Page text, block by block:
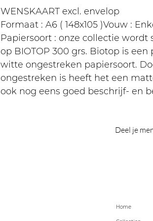
WENSKAART excl. envelop
Formaat : A6 ( 148x105 )Vouw :
Papiersoort : onze collectie
op BIOTOP 300 grs. Biotop is
witte ongestreken papiersoort.
ongestreken is heeft het een
ook nog eens goed beschrijf- en
Deel je
Home